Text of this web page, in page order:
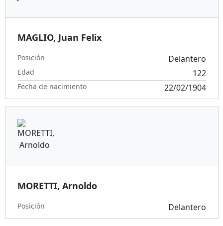
MAGLIO, Juan Felix
Posición Delantero
Edad 122
Fecha de nacimiento 22/02/1904
MORETTI, Arnoldo
Posición Delantero